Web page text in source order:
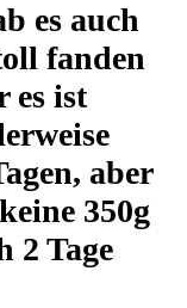
es auch
fanden
es ist
aber
350g
2 Tage